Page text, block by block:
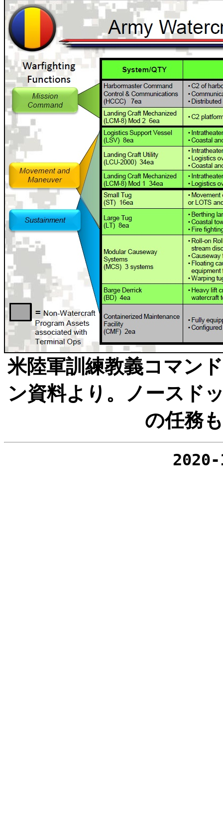
米陸軍訓練教義コマン
ン資料より。ノースド
の任務